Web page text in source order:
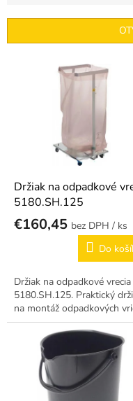
p
Držiak na odpadkové
5180.SH.125
€160,45
/ ks
Do
Držiak na odpadkové vrecia
5180.SH.125. Praktický
na montáž odpadkových